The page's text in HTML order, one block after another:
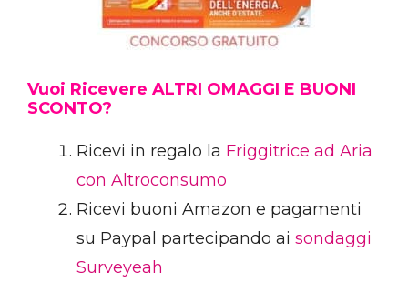
Vuoi Ricevere ALTRI OMAGGI E BUONI
SCONTO?
Ricevi in regalo la Friggitrice ad Aria
con Altroconsumo
Ricevi buoni Amazon e pagamenti
su Paypal partecipando ai sondaggi
Surveyeah